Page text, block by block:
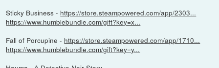
Sticky Business - https://store.steampowered.com/app/2303...
https://www.humblebundle.com/gift?key=x...
Fall of Porcupine - https://store.steampowered.com/app/1710...
https://www.humblebundle.com/gift?key=y...